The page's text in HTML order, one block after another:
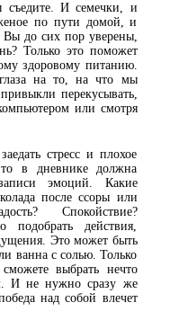
съедите. И семечки, и
по пути домой, и
Вы до сих пор уверены,
Только это поможет
здоровому питанию.
глаза на то, на что мы
перекусывать,
или смотря
стресс и плохое
в дневнике должна
эмоций. Какие
после ссоры или
Спокойствие?
действия,
Это может быть
ванна с солью. Только
выбрать нечто
И не нужно сразу же
над собой влечет